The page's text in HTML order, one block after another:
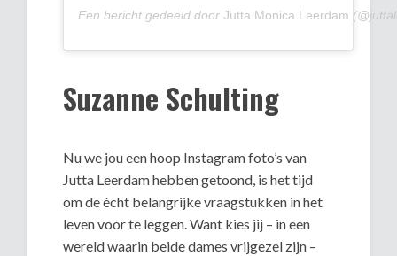
Een bericht gedeeld doorJutta Monica Leerdam
Suzanne Schulting
Nu we jou een hoop Instagram foto’s van
Jutta Leerdam hebben getoond, is het tijd
om de écht belangrijke vraagstukken in het
leven voor te leggen. Want kies jij – in een
wereld waarin beide dames vrijgezel zijn –